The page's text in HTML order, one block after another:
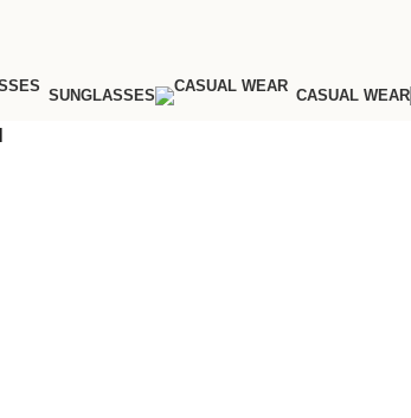
SUNGLASSES CASUAL WEAR